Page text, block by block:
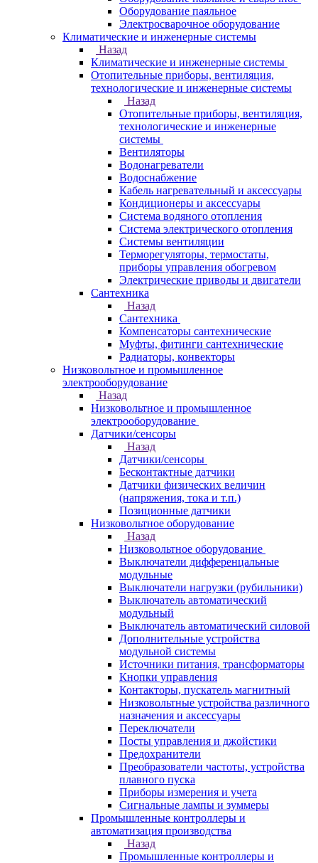
Оборудование паяльное
Электросварочное оборудование
Климатические и инженерные системы
Назад
Климатические и инженерные системы
Отопительные приборы, вентиляция,
технологические и инженерные системы
Назад
Отопительные приборы, вентиляция,
технологические и инженерные
системы
Вентиляторы
Водонагреватели
Водоснабжение
Кабель нагревательный и аксессуары
Кондиционеры и аксессуары
Система водяного отопления
Система электрического отопления
Системы вентиляции
Терморегуляторы, термостаты,
приборы управления обогревом
Электрические приводы и двигатели
Сантехника
Назад
Сантехника
Компенсаторы сантехнические
Муфты, фитинги сантехнические
Радиаторы, конвекторы
Низковольтное и промышленное
электрооборудование
Назад
Низковольтное и промышленное
электрооборудование
Датчики/сенсоры
Назад
Датчики/сенсоры
Бесконтактные датчики
Датчики физических величин
(напряжения, тока и т.п.)
Позиционные датчики
Низковольтное оборудование
Назад
Низковольтное оборудование
Выключатели дифференцальные
модульные
Выключатели нагрузки (рубильники)
Выключатель автоматический
модульный
Выключатель автоматический силовой
Дополнительные устройства
модульной системы
Источники питания, трансформаторы
Кнопки управления
Контакторы, пускатель магнитный
Низковольтные устройства различного
назначения и аксессуары
Переключатели
Посты управления и джойстики
Предохранители
Преобразователи частоты, устройства
плавного пуска
Приборы измерения и учета
Сигнальные лампы и зуммеры
Промышленные контроллеры и
автоматизация производства
Назад
Промышленные контроллеры и